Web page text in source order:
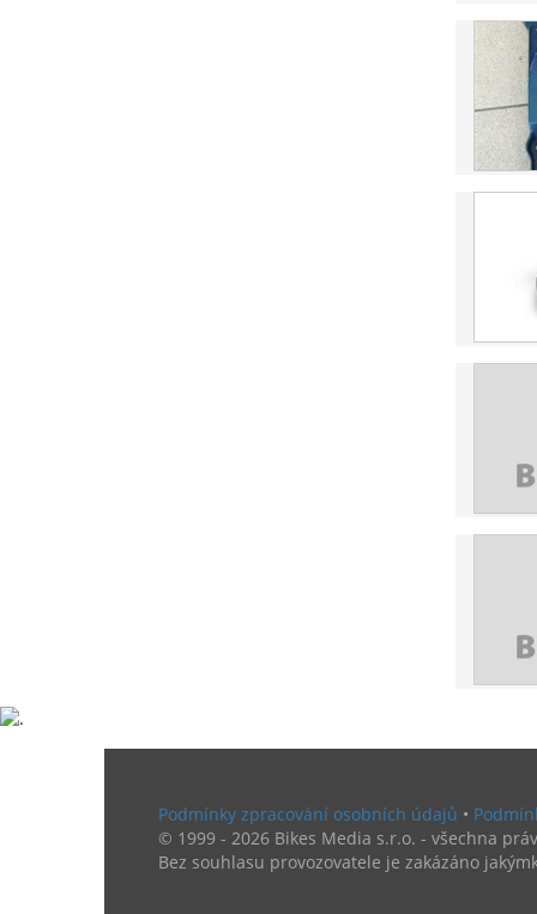
Podmínky zpracování osobních údajů •
© 1999 - 2026 Bikes Media s.r.o. - všechna
Bez souhlasu provozovatele je zakázáno